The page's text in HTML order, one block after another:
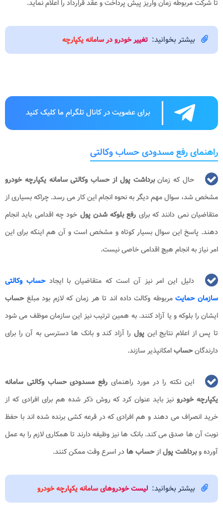
تا شرکت مربوطه زمان واریز پیش پرداخت و عقد قرارداد را اعلام نماید.
بیشتر بخوانید: تغییر خودرو در سامانه یکپارچه
برای عضویت در کانال تلگرام ما کلیک کنید
راهنمای رفع مسدودی حساب وکالتی
حال که زمانبرداشت پول از حساب وکالتی سامانه یکپارچه خودرو
مشخص شد، سوال مهم دیگر به نحوه انجام این کار می رسد. چراکه بسیاری از
متقاضیان نمی دانند که برای رفع بلوکه شدن پول خود چه اقدامی باید انجام
دهند. پاسخ این سوال بسیار کوتاه و مشخص است و آن هم اینکه برای این
امر نیاز به انجام هیچ اقدامی خاصی نیست.
دلیل این امر نیز آن است که متقاضیان با ایجادحساب وکالتی
سازمان حمایتمربوطه وکالت داده اند تا هر زمان که لازم بود مبلغحساب
ایشان را بلوکه و یا آزاد کنند. به همین ترتیب نیز این سازمان موظف می شود
تا پس از اعلام نتایج این پول را آزاد کند و بانک ها دسترسی به آن را برای
دارندگانحسابامکانپذیر سازند.
این نکته را در مورد راهنمای رفع مسدودی حساب وکالتی سامانه
یکپارچه خودرونیز باید عنوان کرد که روش ذکر شده هم برای افرادی که از
خرید انصراف می دهند و هم افرادی که در قرعه کشی برنده شده اند با حفظ
نوبت آن ها صدق می کند. بانک ها نیز وظیفه دارند تا همکاری لازم را به عمل
آورده وبرداشت پولازحساب ها در اسرع وقت ممکن کنند.
بیشتر بخوانید: لیست خودروهای سامانه یکپارچه خودرو